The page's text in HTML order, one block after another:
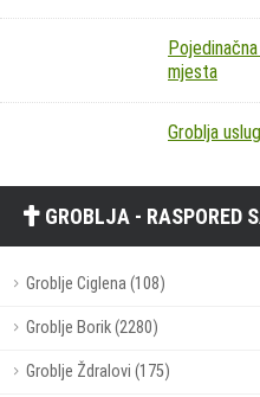
mjesta
Groblja
GROBLJA - RASPORED
Groblje Ciglena (108)
Groblje Borik (2280)
Groblje Ždralovi (175)